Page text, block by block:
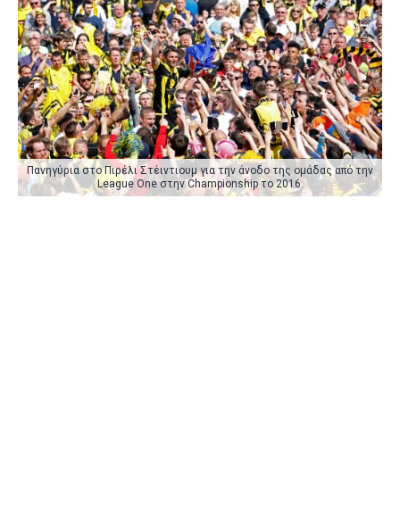
Πανηγύρια στο Πιρέλι Στέιντιουμ για την άνοδο της ομάδας από την
League One στην Championship το 2016.